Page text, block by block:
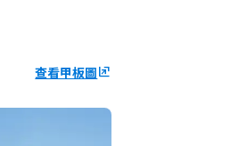
查看甲板圖ungroup